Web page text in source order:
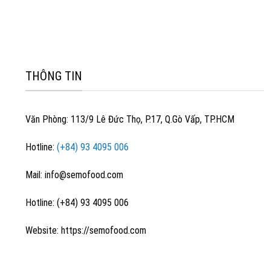
THÔNG TIN
Văn Phòng: 113/9 Lê Đức Thọ, P.17, Q.Gò Vấp, TP.HCM
Hotline: (+84) 93 4095 006
Mail: info@semofood.com
Hotline: (+84) 93 4095 006
Website: https://semofood.com